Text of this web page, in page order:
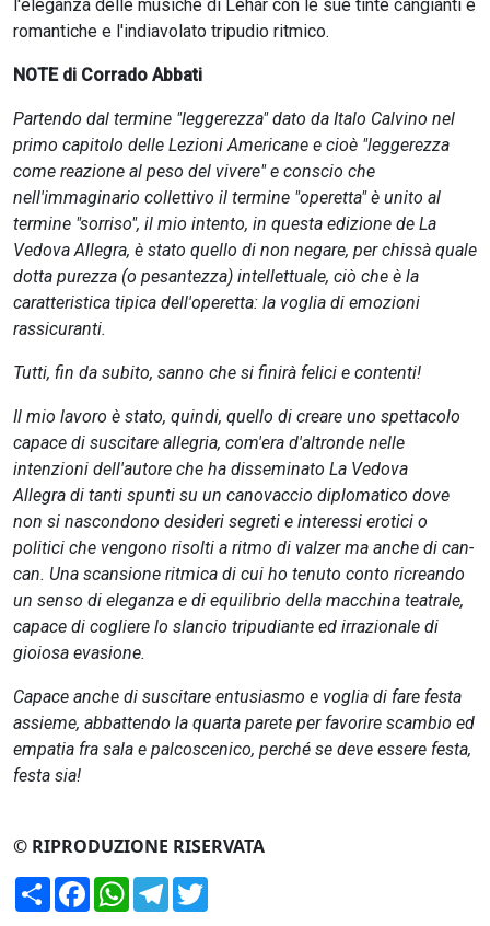
l'eleganza delle musiche di Lehár con le sue tinte cangianti e
romantiche e l'indiavolato tripudio ritmico.
NOTE di Corrado Abbati
Partendo dal termine "leggerezza" dato da Italo Calvino nel
primo capitolo delle Lezioni Americane e cioè "leggerezza
come reazione al peso del vivere" e conscio che
nell'immaginario collettivo il termine "operetta" è unito al
termine "sorriso", il mio intento, in questa edizione de La
Vedova Allegra, è stato quello di non negare, per chissà quale
dotta purezza (o pesantezza) intellettuale, ciò che è la
caratteristica tipica dell'operetta: la voglia di emozioni
rassicuranti.
Tutti, fin da subito, sanno che si finirà felici e contenti!
Il mio lavoro è stato, quindi, quello di creare uno spettacolo
capace di suscitare allegria, com'era d'altronde nelle
intenzioni dell'autore che ha disseminato La Vedova
Allegra di tanti spunti su un canovaccio diplomatico dove
non si nascondono desideri segreti e interessi erotici o
politici che vengono risolti a ritmo di valzer ma anche di can-
can. Una scansione ritmica di cui ho tenuto conto ricreando
un senso di eleganza e di equilibrio della macchina teatrale,
capace di cogliere lo slancio tripudiante ed irrazionale di
gioiosa evasione.
Capace anche di suscitare entusiasmo e voglia di fare festa
assieme, abbattendo la quarta parete per favorire scambio ed
empatia fra sala e palcoscenico, perché se deve essere festa,
festa sia!
© RIPRODUZIONE RISERVATA
CondividiFacebookWhatsApp
Telegram